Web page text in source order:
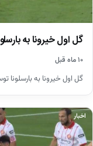
گل اول خیرونا به
۱۰ ماه قبل
گل اول خیرونا به بارسلونا توسط اکسل
اخبار